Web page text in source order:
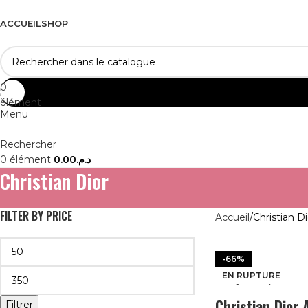
ACCUEILSHOP
0
élément
Menu
Rechercher
0 élément د.م.0.00
Christian Dior
FILTER BY PRICE
Filtrer
Accueil Christian
-67%
EN RUPTURE
-66%
EN RUPTURE